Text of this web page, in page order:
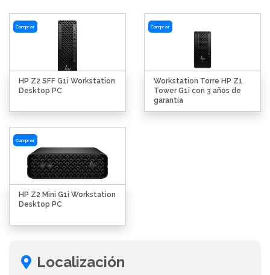
Comprar
HP Z2 SFF G1i Workstation
Desktop PC
Comprar
Workstation Torre HP Z1
Tower G1i con 3 años de
garantía
Comprar
HP Z2 Mini G1i Workstation
Desktop PC
Localización